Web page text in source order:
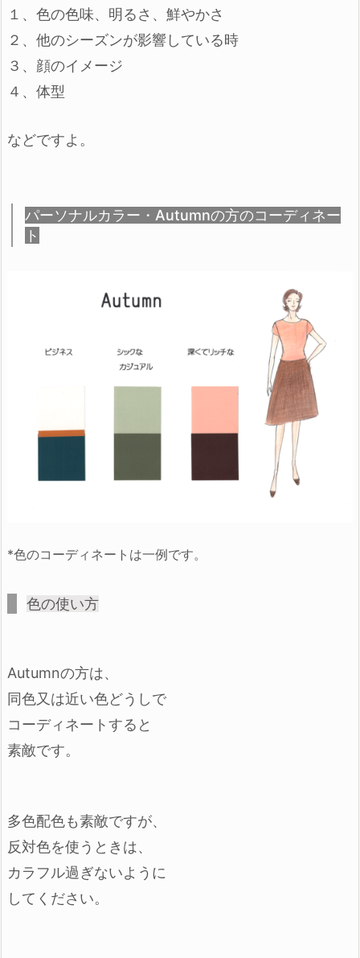
１、色の色味、明るさ、鮮やかさ
２、他のシーズンが影響している時
３、顔のイメージ
４、体型
などですよ。
パーソナルカラー・Autumnの方のコーディネー
ト
*色のコーディネートは一例です。
色の使い方
Autumnの方は、
同色又は近い色どうしで
コーディネートすると
素敵です。
多色配色も素敵ですが、
反対色を使うときは、
カラフル過ぎないように
してください。